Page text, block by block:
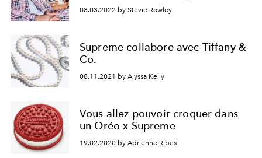
08.03.2022 by Stevie Rowley
Supreme collabore avec Tiffany &
Co.
08.11.2021 by Alyssa Kelly
Vous allez pouvoir croquer dans
un Oréo x Supreme
19.02.2020 by Adrienne Ribes